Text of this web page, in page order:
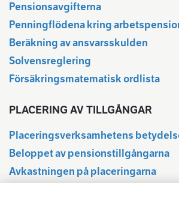
Pensionsavgifterna
Penningflödena kring
Beräkning av ansvarsskulden
Solvensreglering
Försäkringsmatematisk ordlista
PLACERING AV TILLGÅNGAR
Placeringsverksamhetens
Beloppet av pensionstillgångarna
Avkastningen på placeringarna